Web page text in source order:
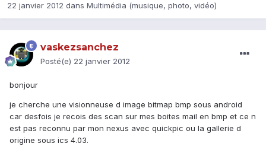
22 janvier 2012 dans Multimédia (musique, photo, vidéo)
vaskezsanchez
Posté(e) 22 janvier 2012
bonjour
je cherche une visionneuse d image bitmap bmp sous android
car desfois je recois des scan sur mes boites mail en bmp et ce n
est pas reconnu par mon nexus avec quickpic ou la gallerie d
origine sous ics 4.03.